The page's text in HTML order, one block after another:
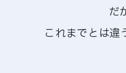
だ
これまでとは違